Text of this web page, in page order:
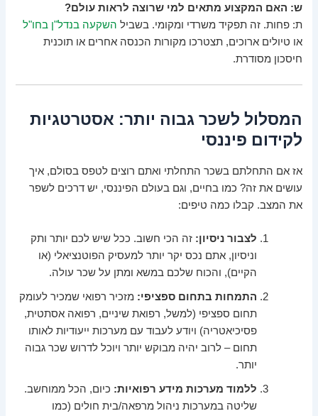
ש: האם המקצוע מתאים למי שרוצה לראות עולם?
ת: פחות. זה תפקיד משרדי ומקומי. בשביל השקעה בנדל"ן בחו"ל
או טיולים ארוכים, תצטרכו מקורות הכנסה אחרים או תוכנית
חיסכון מסודרת.
המסלול לשכר גבוה יותר: אסטרטגיות
לקידום פיננסי
אז אם התחלתם בשכר התחלתי ואתם רוצים לטפס בסולם, איך
עושים את זה? כמו בחיים, וגם בעולם הפיננסי, יש דרכים לשפר
את המצב. קבלו כמה טיפים:
לצבור ניסיון: זה הכי חשוב. ככל שיש לכם יותר ותק
וניסיון, אתם נכס יקר יותר למעסיק הפוטנציאלי (או
הקיים), והכוח שלכם במשא ומתן על שכר עולה.
התמחות בתחום ספציפי: מזכיר רפואי שמכיר לעומק
תחום ספציפי (למשל, רפואת שיניים, רפואה אסתטית,
פסיכיאטריה) ויודע לעבוד עם מערכות ייעודיות לאותו
תחום – לרוב יהיה מבוקש יותר ויוכל לדרוש שכר גבוה
יותר.
ללמוד מערכות מידע רפואיות: כיום, הכל ממוחשב.
שליטה במערכות ניהול מרפאה/בית חולים (כמו